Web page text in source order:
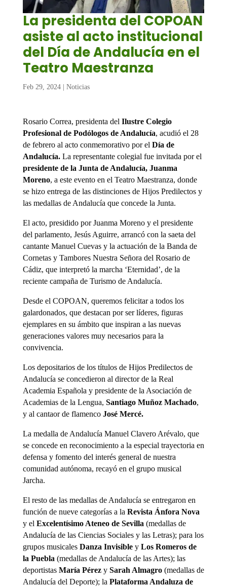
La presidenta del COPOAN
asiste al acto institucional
del Día de Andalucía en el
Teatro Maestranza
Feb 29, 2024| Noticias
Rosario Correa, presidenta del Ilustre Colegio
Profesional de Podólogos de Andalucía, acudió el 28
de febrero al acto conmemorativo por el Día de
Andalucía.La representante colegial fue invitada por el
presidente de la Junta de Andalucía, Juanma
Moreno, a este evento en el Teatro Maestranza, donde
se hizo entrega de las distinciones de Hijos Predilectos y
las medallas de Andalucía que concede la Junta.
El acto, presidido por Juanma Moreno y el presidente
del parlamento, Jesús Aguirre, arrancó con la saeta del
cantante Manuel Cuevas y la actuación de la Banda de
Cornetas y Tambores Nuestra Señora del Rosario de
Cádiz, que interpretó la marcha ‘Eternidad’, de la
reciente campaña de Turismo de Andalucía.
Desde el COPOAN, queremos felicitar a todos los
galardonados, que destacan por ser líderes, figuras
ejemplares en su ámbito que inspiran a las nuevas
generaciones valores muy necesarios para la
convivencia.
Los depositarios de los títulos de Hijos Predilectos de
Andalucía se concedieron al director de la Real
Academia Española y presidente de la Asociación de
Academias de la Lengua, Santiago Muñoz Machado,
y al cantaor de flamenco José Mercé.
La medalla de Andalucía Manuel Clavero Arévalo, que
se concede en reconocimiento a la especial trayectoria en
defensa y fomento del interés general de nuestra
comunidad autónoma, recayó en el grupo musical
Jarcha.
El resto de las medallas de Andalucía se entregaron en
función de nueve categorías a la Revista Ánfora Nova
y el Excelentísimo Ateneo de Sevilla (medallas de
Andalucía de las Ciencias Sociales y las Letras); para los
grupos musicales Danza Invisibley Los Romeros de
la Puebla (medallas de Andalucía de las Artes); las
deportistas María Pérez y Sarah Almagro(medallas de
Andalucía del Deporte); la Plataforma Andaluza de